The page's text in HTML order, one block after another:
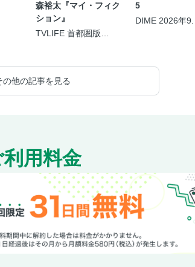
森裕太『マイ・フィク
ション』
TVLIFE 首都圏版
5
DIME 2026年9.5
の他の記事を見る
利用料金